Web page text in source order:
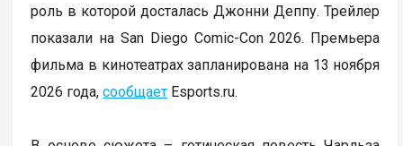
роль в которой досталась Джонни Деппу. Трейлер
показали на San Diego Comic-Con 2026. Премьера
фильма в кинотеатрах запланирована на 13 ноября
2026 года,сообщает Еsports.ru.